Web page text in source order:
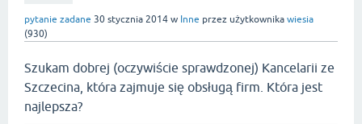
pytanie zadane 30 stycznia 2014 w Inne przez użytkownika wiesia
(930)
Szukam dobrej (oczywiście sprawdzonej) Kancelarii ze
Szczecina, która zajmuje się obsługą firm. Która jest
najlepsza?